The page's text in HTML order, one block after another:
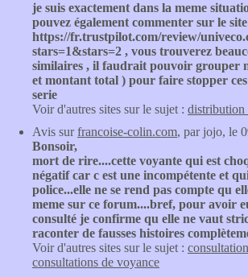
je suis exactement dans la meme
pouvez également commenter sur le
https://fr.trustpilot.com/review/
stars=1&stars=2 , vous trouverez
similaires , il faudrait pouvoir grouper
et montant total ) pour faire stopper ces
serie
Voir d'autres sites sur le sujet : distribution
Avis surfrancoise-colin.com, par jojo, le
Bonsoir,
mort de rire....cette voyante qui est
négatif car c est une incompétente et
police...elle ne se rend pas compte qu
meme sur ce forum....bref, pour avoir
consulté je confirme qu elle ne vaut
raconter de fausses histoires
Voir d'autres sites sur le sujet :
consultations de voyance